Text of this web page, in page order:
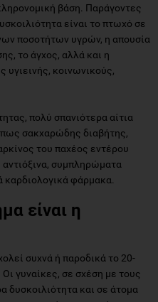
βάση. Παράγοντες
είναι το πτωχό σε
ποσοτήτων υγρών, η απουσία
το άγχος, αλλά και η
υγιεινής, κοινωνικούς,
πολύ σπανιότερα αίτια
σακχαρώδης διαβήτης,
του παχέος εντέρου
συμπληρώματα
καρδιολογικά φάρμακα.
είναι η
συχνά ή παροδικά το 20-
γυναίκες, σε σχέση με τους
δυσκοιλιότητα και σε άτομα